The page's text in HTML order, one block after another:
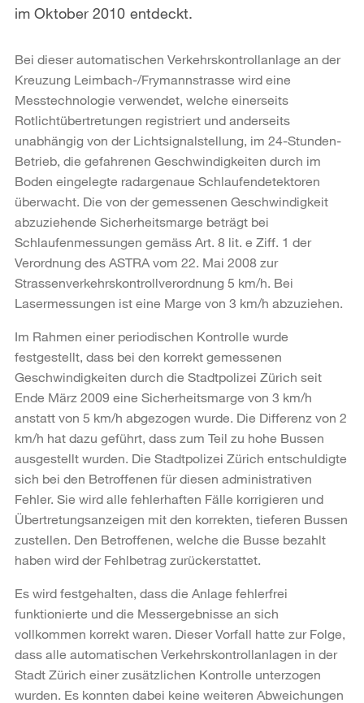
im Oktober 2010 entdeckt.
Bei dieser automatischen Verkehrskontrollanlage an der
Kreuzung Leimbach-/Frymannstrasse wird eine
Messtechnologie verwendet, welche einerseits
Rotlichtübertretungen registriert und anderseits
unabhängig von der Lichtsignalstellung, im 24-Stunden-
Betrieb, die gefahrenen Geschwindigkeiten durch im
Boden eingelegte radargenaue Schlaufendetektoren
überwacht. Die von der gemessenen Geschwindigkeit
abzuziehende Sicherheitsmarge beträgt bei
Schlaufenmessungen gemäss Art. 8 lit. e Ziff. 1 der
Verordnung des ASTRA vom 22. Mai 2008 zur
Strassenverkehrskontrollverordnung 5 km/h. Bei
Lasermessungen ist eine Marge von 3 km/h abzuziehen.
Im Rahmen einer periodischen Kontrolle wurde
festgestellt, dass bei den korrekt gemessenen
Geschwindigkeiten durch die Stadtpolizei Zürich seit
Ende März 2009 eine Sicherheitsmarge von 3 km/h
anstatt von 5 km/h abgezogen wurde. Die Differenz von 2
km/h hat dazu geführt, dass zum Teil zu hohe Bussen
ausgestellt wurden. Die Stadtpolizei Zürich entschuldigte
sich bei den Betroffenen für diesen administrativen
Fehler. Sie wird alle fehlerhaften Fälle korrigieren und
Übertretungsanzeigen mit den korrekten, tieferen Bussen
zustellen. Den Betroffenen, welche die Busse bezahlt
haben wird der Fehlbetrag zurückerstattet.
Es wird festgehalten, dass die Anlage fehlerfrei
funktionierte und die Messergebnisse an sich
vollkommen korrekt waren. Dieser Vorfall hatte zur Folge,
dass alle automatischen Verkehrskontrollanlagen in der
Stadt Zürich einer zusätzlichen Kontrolle unterzogen
wurden. Es konnten dabei keine weiteren Abweichungen